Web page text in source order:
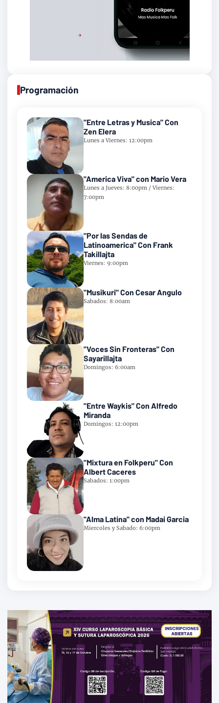
Programación
"Entre Letras y Musica" Con
Zen Elera
Lunes a Viernes: 12:00pm
"America Viva" con Mario Vera
Lunes a Jueves: 8:00pm / Viernes:
7:00pm
"Por las Sendas de
Latinoamerica" Con Frank
Takillajta
Viernes: 9:00pm
"Musikuri" Con Cesar Angulo
Sabados: 8:00am
"Voces Sin Fronteras" Con
Sayarillajta
Domingos: 6:00am
"Entre Waykis" Con Alfredo
Miranda
Domingos: 12:00pm
"Mixtura en Folkperu" Con
Albert Caceres
Sabados: 1:00pm
"Alma Latina" con Madai Garcia
Miercoles y Sabado: 6:00pm